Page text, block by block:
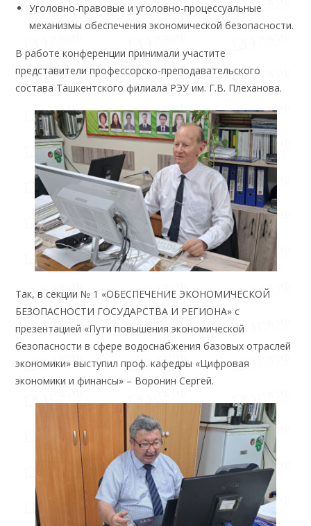
Уголовно-правовые и уголовно-процессуальные
механизмы обеспечения экономической безопасности.
В работе конференции принимали участите
представители профессорско-преподавательского
состава Ташкентского филиала РЭУ им. Г.В. Плеханова.
Так, в секции № 1 «ОБЕСПЕЧЕНИЕ ЭКОНОМИЧЕСКОЙ
БЕЗОПАСНОСТИ ГОСУДАРСТВА И РЕГИОНА» с
презентацией «Пути повышения экономической
безопасности в сфере водоснабжения базовых отраслей
экономики» выступил проф. кафедры «Цифровая
экономики и финансы» – Воронин Сергей.